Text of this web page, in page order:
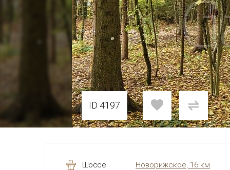
ID 4197
Шоссе
Новорижское, 16 км